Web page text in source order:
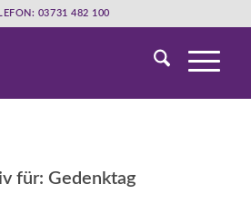
03731 482 100
für: Gedenktag